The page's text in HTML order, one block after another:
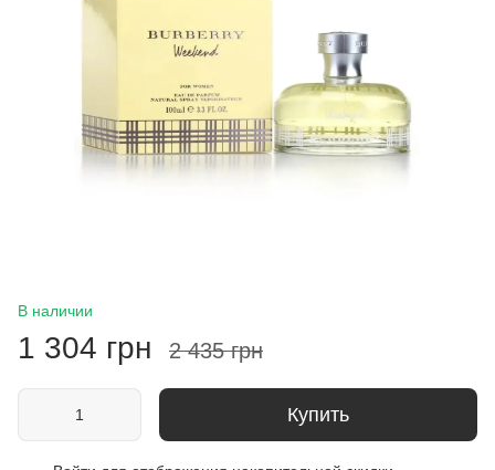
В наличии
1 304 грн 2 435 грн
Купить